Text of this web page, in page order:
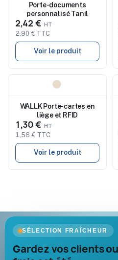
Porte-documents
personnalisé Tanil
2,42 €
2,90 € TTC
Voir le produit
WALLK Porte-cartes en
liège et RFID
1,30 €
1,56 € TTC
Voir le produit
SÉLECTION FRAÎCHEUR
Gardez vos clients
Goodies Pub France
Objets publicitaires · par Promenoch